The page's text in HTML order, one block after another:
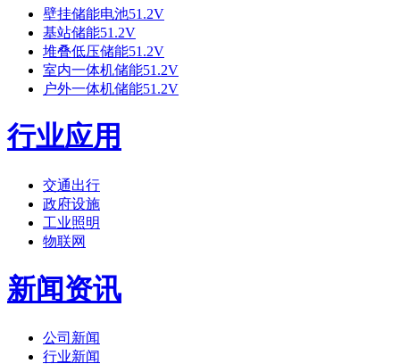
壁挂储能电池51.2V
基站储能51.2V
堆叠低压储能51.2V
室内一体机储能51.2V
户外一体机储能51.2V
行业应用
交通出行
政府设施
工业照明
物联网
新闻资讯
公司新闻
行业新闻